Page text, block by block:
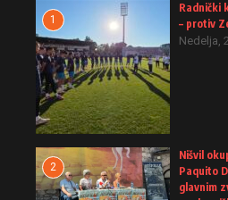
1
Radnički
– protiv
Nedelja,
2
Nišvil
Paquito
glavnim